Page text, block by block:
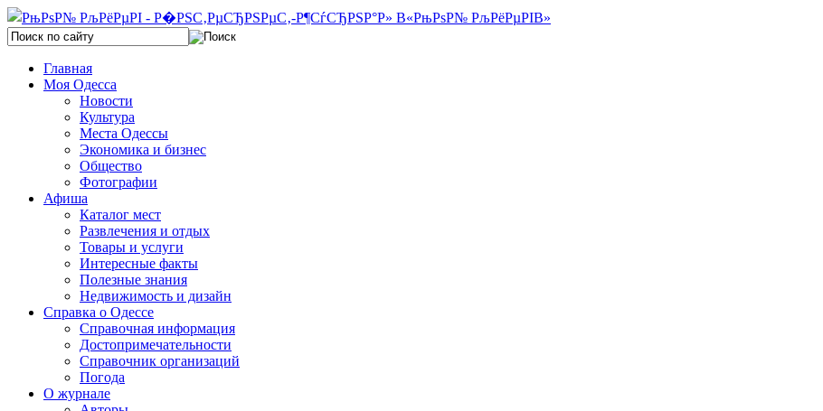
Главная
Моя Одесса
Новости
Культура
Места Одессы
Экономика и бизнес
Общество
Фотографии
Афиша
Каталог мест
Развлечения и отдых
Товары и услуги
Интересные факты
Полезные знания
Недвижимость и дизайн
Справка о Одессе
Справочная информация
Достопримечательности
Справочник организаций
Погода
О журнале